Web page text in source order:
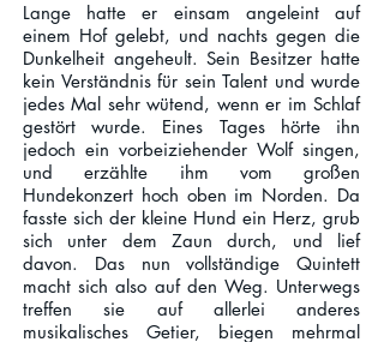
Lange hatte er einsam angeleint auf
einem Hof gelebt, und nachts gegen die
Dunkelheit angeheult. Sein Besitzer hatte
kein Verständnis für sein Talent und wurde
jedes Mal sehr wütend, wenn er im Schlaf
gestört wurde. Eines Tages hörte ihn
jedoch ein vorbeiziehender Wolf singen,
und erzählte ihm vom großen
Hundekonzert hoch oben im Norden. Da
fasste sich der kleine Hund ein Herz, grub
sich unter dem Zaun durch, und lief
davon. Das nun vollständige Quintett
macht sich also auf den Weg. Unterwegs
treffen sie auf allerlei anderes
musikalisches Getier, biegen mehrmal